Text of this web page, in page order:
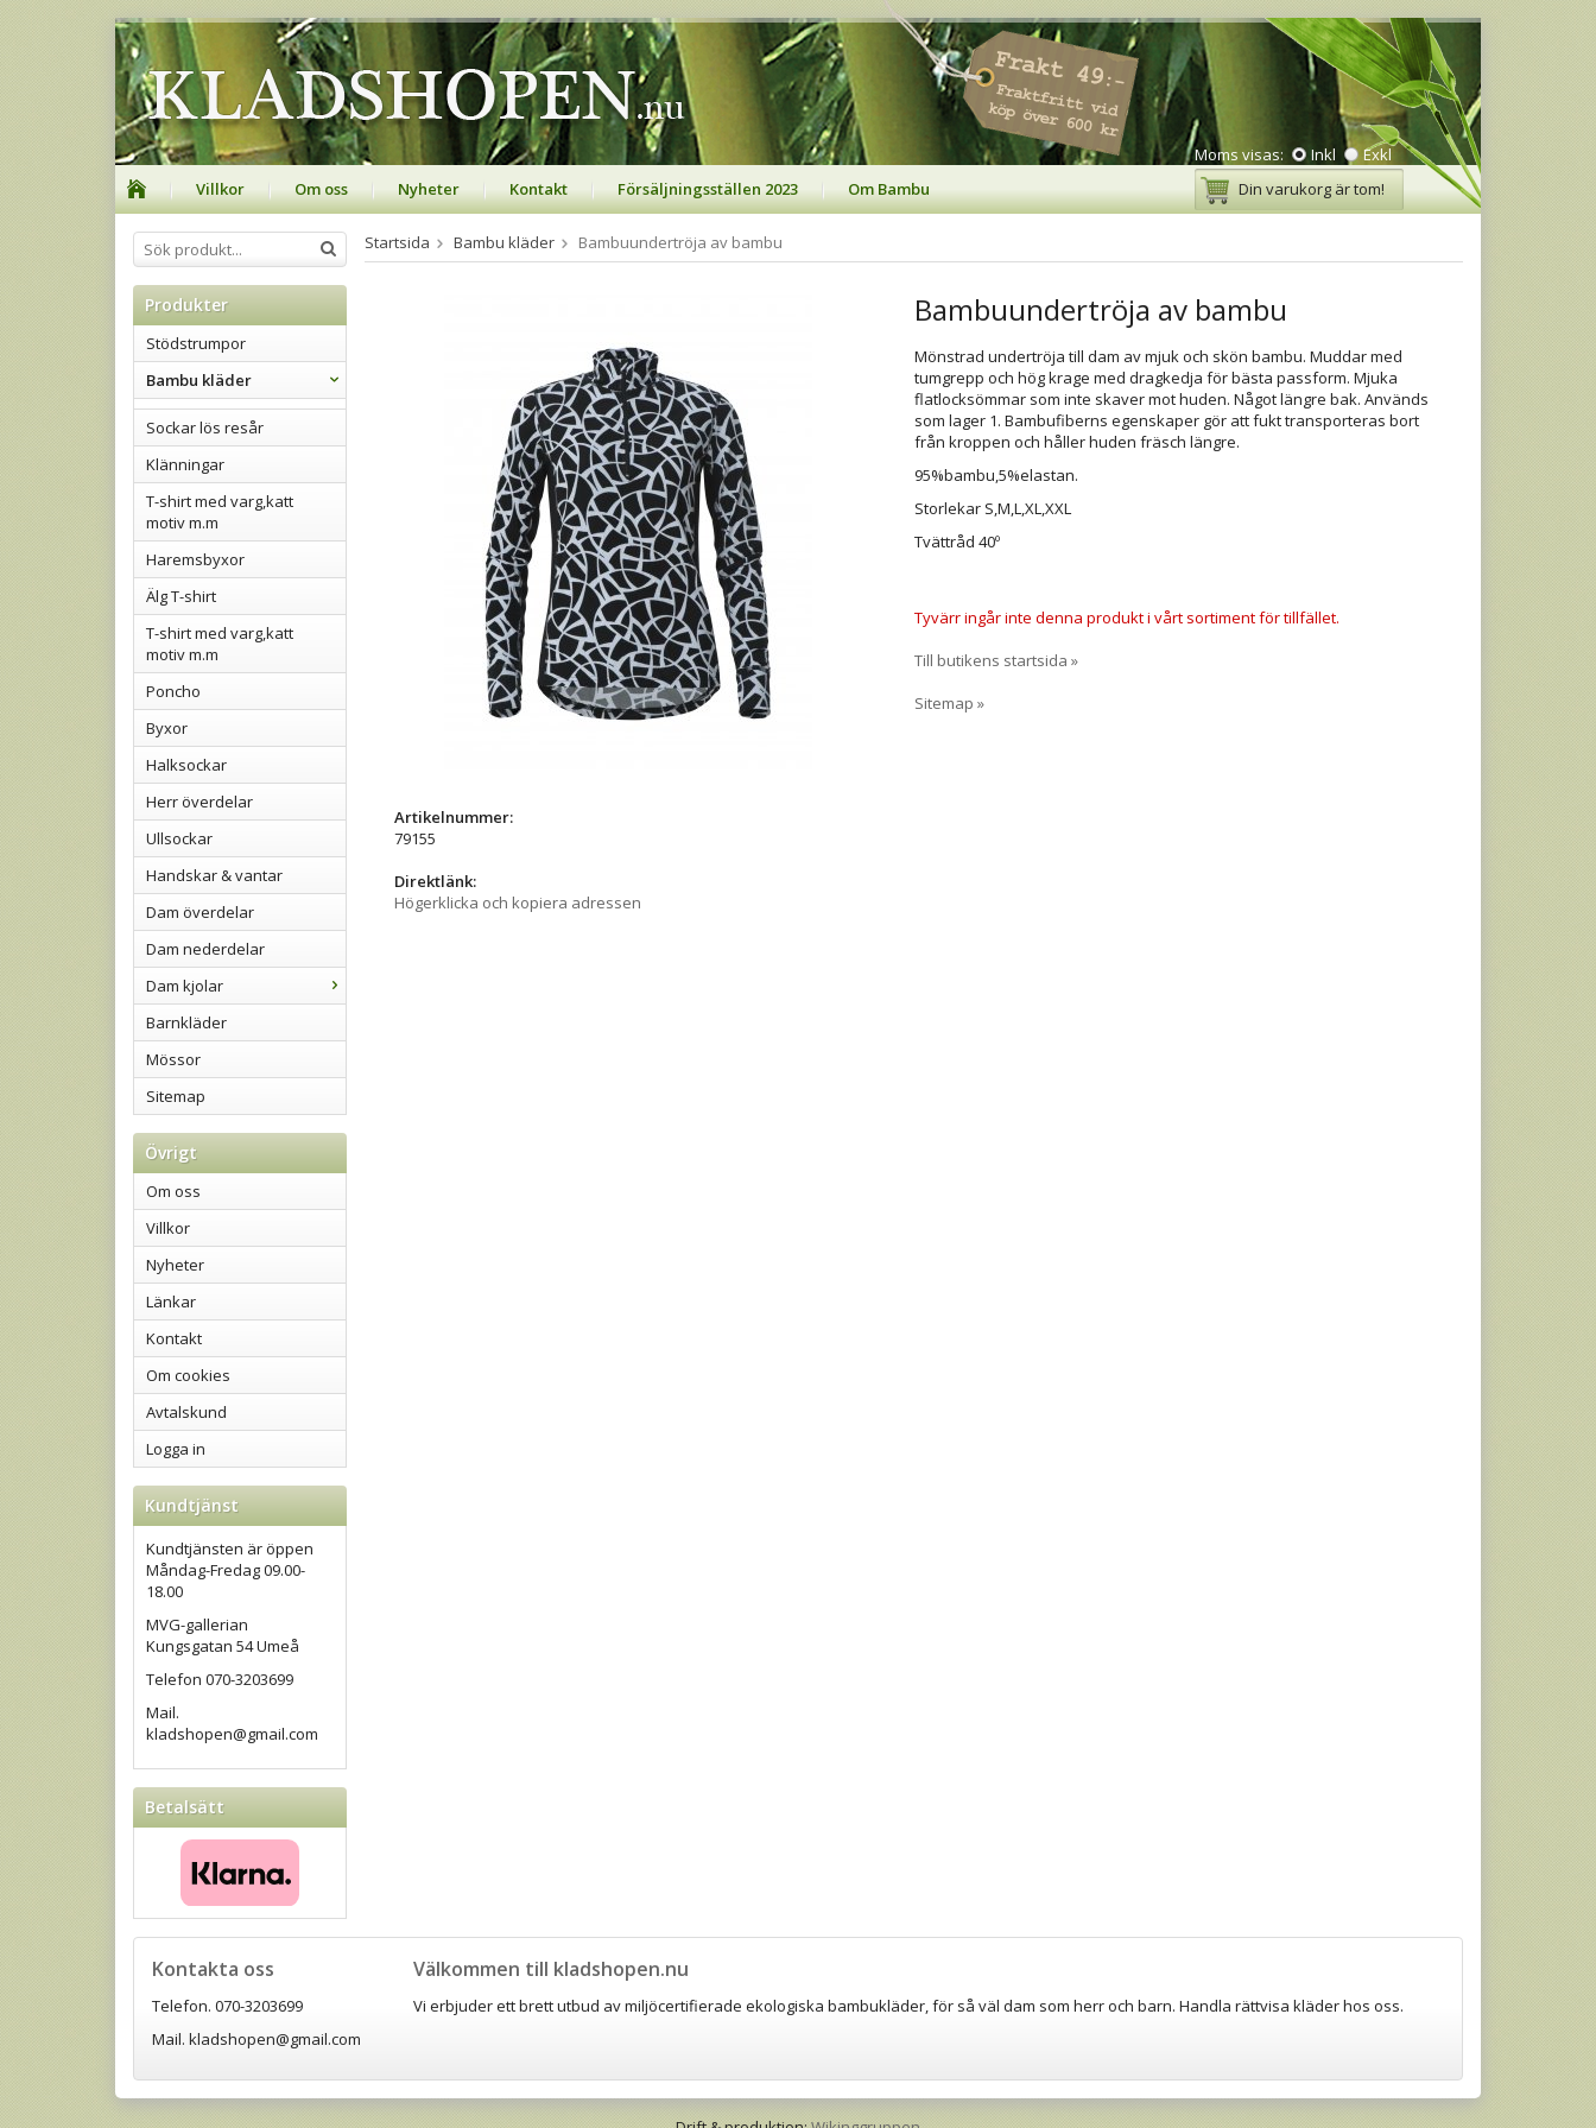
Moms visas: Inkl
Exkl
Villkor
Om oss Nyheter Kontakt Försäljningsställen 2023 Om Bambu Din varukorg är tom!
Produkter
Stödstrumpor
Bambu kläder
Sockar lös resår
Klänningar
T-shirt med varg,katt
motiv m.m
Haremsbyxor
Älg T-shirt
T-shirt med varg,katt
motiv m.m
Poncho
Byxor
Halksockar
Herr överdelar
Ullsockar
Handskar & vantar
Dam överdelar
Dam nederdelar
Dam kjolar
Barnkläder
Mössor
Sitemap
Övrigt
Om oss
Villkor
Nyheter
Länkar
Kontakt
Om cookies
Avtalskund
Logga in
Kundtjänst
Kundtjänsten är öppen
Måndag-Fredag 09.00-
18.00
MVG-gallerian
Kungsgatan 54 Umeå
Telefon 070-3203699
Mail.
kladshopen@gmail.com
Betalsätt
Startsida Bambu kläder Bambuundertröja av bambu
Bambuundertröja av bambu
Mönstrad undertröja till dam av mjuk och skön bambu. Muddar med
tumgrepp och hög krage med dragkedja för bästa passform. Mjuka
flatlocksömmar som inte skaver mot huden. Något längre bak. Används
som lager 1. Bambufiberns egenskaper gör att fukt transporteras bort
från kroppen och håller huden fräsch längre.
95%bambu,5%elastan.
Storlekar S,M,L,XL,XXL
Tvättråd 40º
Tyvärr ingår inte denna produkt i vårt sortiment för tillfället.
Till butikens startsida »
Sitemap »
Artikelnummer:
79155
Direktlänk:
Högerklicka och kopiera adressen
Kontakta oss
Telefon. 070-3203699
Mail. kladshopen@gmail.com
Välkommen till kladshopen.nu
Vi erbjuder ett brett utbud av miljöcertifierade ekologiska bambukläder, för så väl dam som herr och barn. Handla rättvisa kläder hos oss.